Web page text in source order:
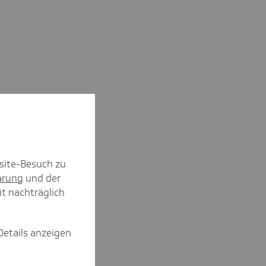
Besuch zu
und der
nachträglich
anzeigen